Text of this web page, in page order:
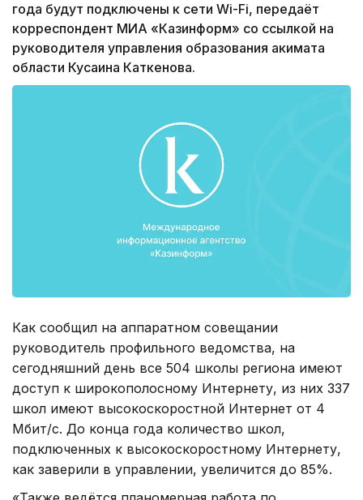
года будут подключены к сети Wi-Fi, передаёт
корреспондент МИА «Казинформ» со ссылкой на
руководителя управления образования акимата
области Кусаина Каткенова.
Как сообщил на аппаратном совещании
руководитель профильного ведомства, на
сегодняшний день все 504 школы региона имеют
доступ к широкополосному Интернету, из них 337
школ имеют высокоскоростной Интернет от 4
Мбит/с. До конца года количество школ,
подключенных к высокоскоростному Интернету,
как заверили в управлении, увеличится до 85%.